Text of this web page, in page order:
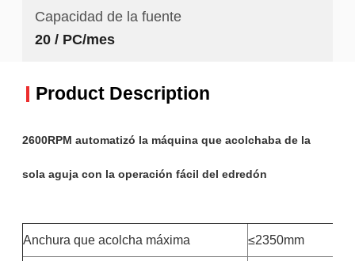
Capacidad de la fuente
20 / PC/mes
Product Description
2600RPM automatizó la máquina que acolchaba de la
sola aguja con la operación fácil del edredón
Anchura que acolcha máxima ≤2350mm